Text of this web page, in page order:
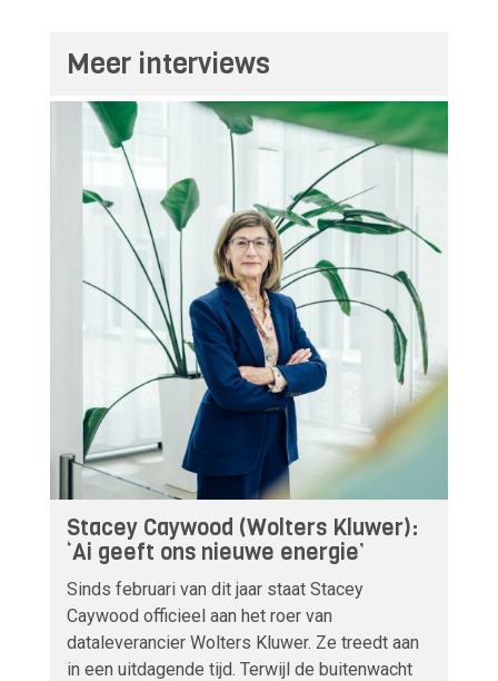
Meer interviews
Stacey Caywood (Wolters Kluwer):
‘Ai geeft ons nieuwe energie’
Sinds februari van dit jaar staat Stacey
Caywood officieel aan het roer van
dataleverancier Wolters Kluwer. Ze treedt aan
in een uitdagende tijd. Terwijl de buitenwacht